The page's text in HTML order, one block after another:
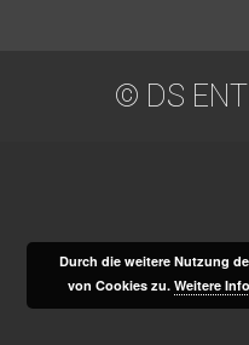
© DS
Durch die weitere Nutzung
von Cookies zu.Weitere